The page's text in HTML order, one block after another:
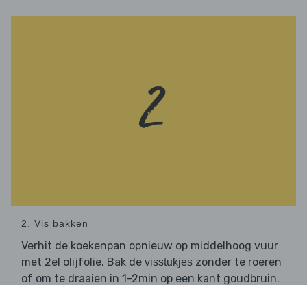
2. Vis bakken
Verhit de koekenpan opnieuw op middelhoog vuur
met 2el olijfolie. Bak de visstukjes zonder te roeren
of om te draaien in 1-2min op een kant goudbruin.